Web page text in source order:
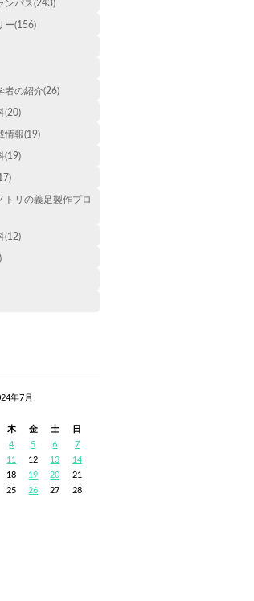
ー(156)
者の紹介(26)
(20)
情報(19)
(19)
トリの義足製作プロ
(12)
年7月
木 金 土
日
4 5 6
7
11 12 13
14
18 19 20
21
25 26 27
28